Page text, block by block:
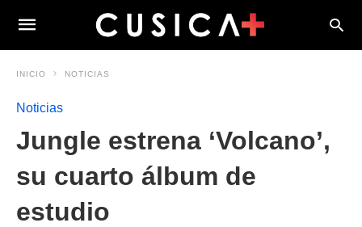
INICIO NOTICIAS
Noticias
Jungle estrena ‘Volcano’,
su cuarto álbum de
estudio